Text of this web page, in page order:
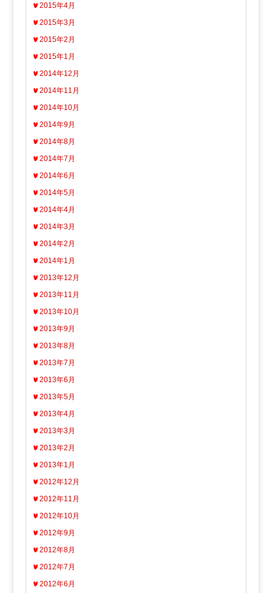
2015年4月
2015年3月
2015年2月
2015年1月
2014年12月
2014年11月
2014年10月
2014年9月
2014年8月
2014年7月
2014年6月
2014年5月
2014年4月
2014年3月
2014年2月
2014年1月
2013年12月
2013年11月
2013年10月
2013年9月
2013年8月
2013年7月
2013年6月
2013年5月
2013年4月
2013年3月
2013年2月
2013年1月
2012年12月
2012年11月
2012年10月
2012年9月
2012年8月
2012年7月
2012年6月